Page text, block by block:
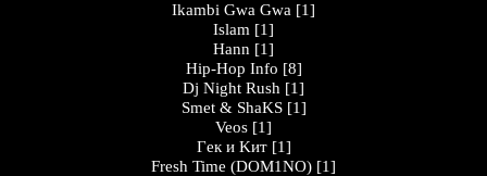
Ikambi Gwa Gwa [1]
Islam [1]
Hann [1]
Hip-Hop Info [8]
Dj Night Rush [1]
Smet & ShaKS [1]
Veos [1]
Гeк и Kит [1]
Fresh Time (DOM1NO) [1]